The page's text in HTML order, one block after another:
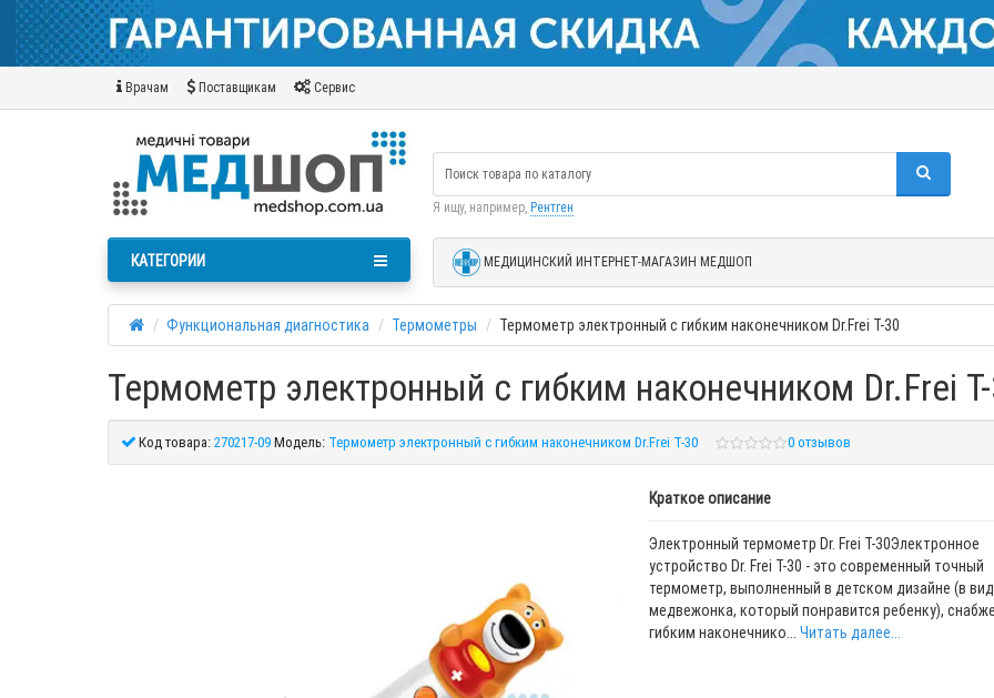
Врачам Поставщикам Сервис
Я ищу, например, Рентген
КАТЕГОРИИ МЕДИЦИНСКИЙ ИНТЕРНЕТ-МАГАЗИН МЕДШОП
Функциональная диагностика Термометры Термометр электронный с гибким наконечником Dr.Frei Т-30
Термометр электронный с гибким наконечником Dr.Frei
Код товара:270217-09Модель: Термометр электронный с гибким наконечником Dr.Frei Т-30 0 отзывов
Краткое описание
Электронный термометр Dr. Frei T-30Электронное
устройство Dr. Frei T-30 - это современный точный
термометр, выполненный в детском дизайне (в
медвежонка, который понравится ребенку),
гибким наконечнико... Читать далее...